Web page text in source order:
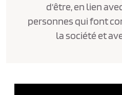
d’être, en lien
personnes qui font
la société et